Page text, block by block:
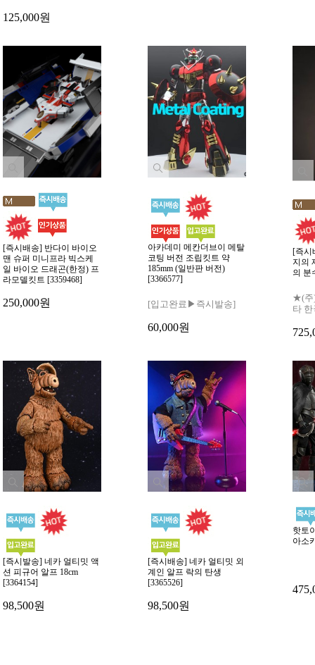
125,000원
[즉시배송] 반다이 바이오
맨 슈퍼 미니프라 빅스케
일 바이오 드래곤(한정) 프
라모델킷트 [3359468]
250,000원
아카데미 메칸더브이 메탈
코팅 버전 조립킷트 약
185mm (일반판 버전)
[3366577]
[입고완료▶즉시발송]
60,000원
[즉시
지의
의 분
★(주
타
[즉시발송] 네카 얼티밋 액
션 피규어 알프 18cm
[3364154]
98,500원
[즉시배송] 네카 얼티밋 외
계인 알프 락의 탄생
[3365526]
98,500원
핫토
아소